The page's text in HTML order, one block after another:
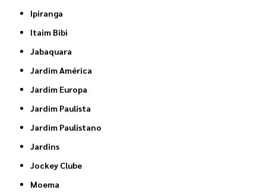
Ipiranga
Itaim Bibi
Jabaquara
Jardim América
Jardim Europa
Jardim Paulista
Jardim Paulistano
Jardins
Jockey Clube
Moema